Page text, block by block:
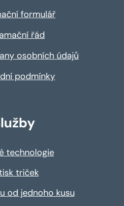
formulář
řád
osobních údajů
podmínky
technologie
triček
od jednoho kusu